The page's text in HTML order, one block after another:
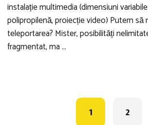
instalație multimedia (dimensiuni
polipropilenă, proiecție video) Putem să
teleportarea? Mister, posibilități
fragmentat, ma …
1 2